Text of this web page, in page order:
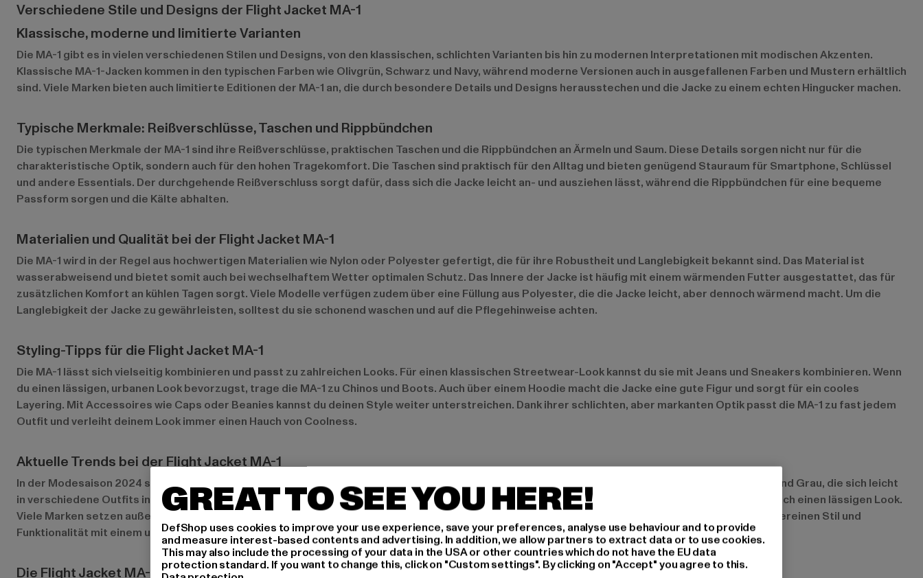
Verschiedene Stile und Designs der Flight Jacket MA-1
Klassische, moderne und limitierte Varianten
Die MA-1 gibt es in vielen verschiedenen Stilen und Designs, von den klassischen, schlichten Varianten bis hin zu modernen Interpretationen mit modischen Akzenten.
Klassische MA-1-Jacken kommen in den typischen Farben wie Olivgrün, Schwarz und Navy, während moderne Versionen auch in ausgefallenen Farben und Mustern erhältlich
sind. Viele Marken bieten auch limitierte Editionen der MA-1 an, die durch besondere Details und Designs herausstechen und die Jacke zu einem echten Hingucker machen.
Typische Merkmale: Reißverschlüsse, Taschen und Rippbündchen
Die typischen Merkmale der MA-1 sind ihre Reißverschlüsse, praktischen Taschen und die Rippbündchen an Ärmeln und Saum. Diese Details sorgen nicht nur für die
charakteristische Optik, sondern auch für den hohen Tragekomfort. Die Taschen sind praktisch für den Alltag und bieten genügend Stauraum für Smartphone, Schlüssel
und andere Essentials. Der durchgehende Reißverschluss sorgt dafür, dass sich die Jacke leicht an- und ausziehen lässt, während die Rippbündchen für eine bequeme
Passform sorgen und die Kälte abhalten.
Materialien und Qualität bei der Flight Jacket MA-1
Die MA-1 wird in der Regel aus hochwertigen Materialien wie Nylon oder Polyester gefertigt, die für ihre Robustheit und Langlebigkeit bekannt sind. Das Material ist
wasserabweisend und bietet somit auch bei wechselhaftem Wetter optimalen Schutz. Das Innere der Jacke ist häufig mit einem wärmenden Futter ausgestattet, das für
zusätzlichen Komfort an kühlen Tagen sorgt. Viele Modelle verfügen zudem über eine Füllung aus Polyester, die die Jacke leicht, aber dennoch wärmend macht. Um die
Langlebigkeit der Jacke zu gewährleisten, solltest du sie schonend waschen und auf die Pflegehinweise achten.
Styling-Tipps für die Flight Jacket MA-1
Die MA-1 lässt sich vielseitig kombinieren und passt zu zahlreichen Looks. Für einen klassischen Streetwear-Look kannst du sie mit Jeans und Sneakers kombinieren. Wenn
du einen lässigen, urbanen Look bevorzugst, trage die MA-1 zu Chinos und Boots. Auch über einem Hoodie macht die Jacke eine gute Figur und sorgt für ein cooles
Layering. Mit Accessoires wie Caps oder Beanies kannst du deinen Style weiter unterstreichen. Dank ihrer schlichten, aber markanten Optik passt die MA-1 zu fast jedem
Outfit und verleiht deinem Look immer einen Hauch von Coolness.
Aktuelle Trends bei der Flight Jacket MA-1
In der Modesaison 2024 sind MA-1-Jacken so angesagt wie nie zuvor. Besonders gefragt sind Modelle in gedeckten Farben wie Beige, Dunkelgrün und Grau, die sich leicht
in verschiedene Outfits integrieren lassen. Auch Oversized-Schnitte sind aktuell sehr im Trend und bieten nicht nur maximalen Komfort, sondern auch einen lässigen Look.
Viele Marken setzen außerdem auf nachhaltige Materialien und recycelte Stoffe, um umweltfreundliche MA-1-Varianten anzubieten. Diese Jacken vereinen Stil und
Funktionalität mit einem umweltbewussten Ansatz.
Die Flight Jacket MA-1 für verschiedene Anlässe
GREAT TO SEE YOU HERE!
DefShop uses cookies to improve your use experience, save your preferences, analyse use behaviour and to provide
and measure interest-based contents and advertising. In addition, we allow partners to extract data or to use cookies.
This may also include the processing of your data in the USA or other countries which do not have the EU data
protection standard. If you want to change this, click on "Custom settings". By clicking on "Accept" you agree to this.